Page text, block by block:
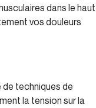
dans le haut
vos douleurs
de techniques de
la tension sur la